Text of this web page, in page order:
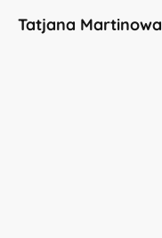
Tatjana Martinowa